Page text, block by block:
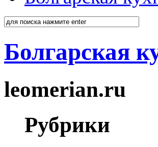
Болгарская
leomerian.ru
Рубрики